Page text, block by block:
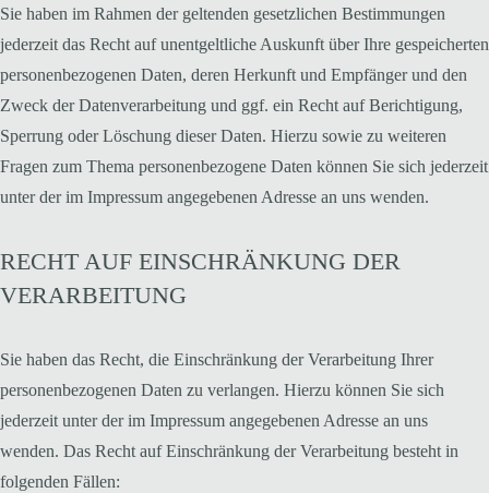
Sie haben im Rahmen der geltenden gesetzlichen Bestimmungen
jederzeit das Recht auf unentgeltliche Auskunft über Ihre gespeicherten
personenbezogenen Daten, deren Herkunft und Empfänger und den
Zweck der Datenverarbeitung und ggf. ein Recht auf Berichtigung,
Sperrung oder Löschung dieser Daten. Hierzu sowie zu weiteren
Fragen zum Thema personenbezogene Daten können Sie sich jederzeit
unter der im Impressum angegebenen Adresse an uns wenden.
RECHT AUF EINSCHRÄNKUNG DER
VERARBEITUNG
Sie haben das Recht, die Einschränkung der Verarbeitung Ihrer
personenbezogenen Daten zu verlangen. Hierzu können Sie sich
jederzeit unter der im Impressum angegebenen Adresse an uns
wenden. Das Recht auf Einschränkung der Verarbeitung besteht in
folgenden Fällen: